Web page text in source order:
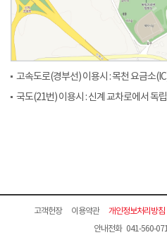
고속도로(경부선) 이용시 : 목천 요금소
국도(21번) 이용시 : 신계 교차로에서 독
고객헌장 이용약관 개인정보처리방침
안내전화 041-560-